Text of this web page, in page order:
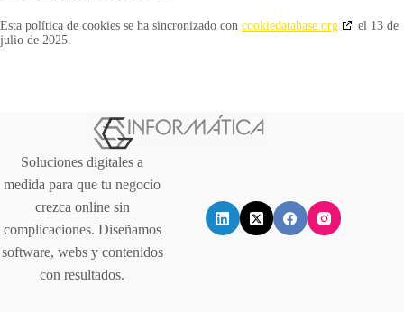
Esta política de cookies se ha sincronizado con cookiedatabase.org
el 13 de
julio de 2025.
Soluciones digitales a
medida para que tu negocio
crezca online sin
complicaciones. Diseñamos
software, webs y contenidos
con resultados.